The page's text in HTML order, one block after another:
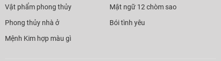
Vật phẩm phong thủy
Phong thủy nhà ở
Mệnh Kim hợp màu gì
Mật ngữ 12 chòm sao
Bói tình yêu